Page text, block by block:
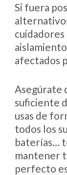
Si fuera
afectados
Asegúrate
suficiente
usas de
todos los
baterías…
mantener
perfecto